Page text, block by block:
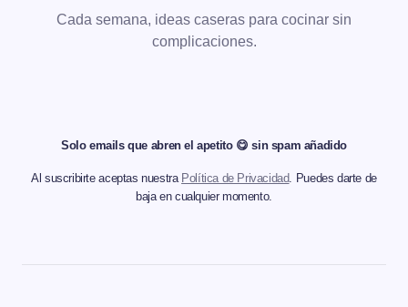
Cada semana, ideas caseras para cocinar sin
complicaciones.
Solo emails que abren el apetito 😋 sin spam añadido
Al suscribirte aceptas nuestra Política de Privacidad. Puedes darte de
baja en cualquier momento.